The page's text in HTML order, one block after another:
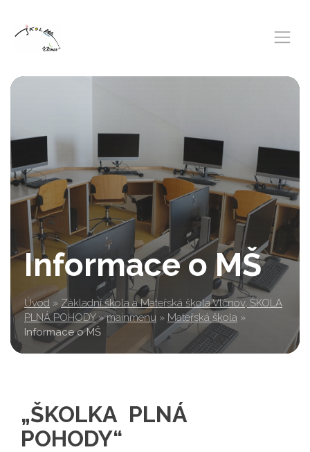
Informace o MŠ
Úvod » Základní škola a Mateřská škola Vlčnov, ŠKOLA
PLNÁ POHODY » mainmenu » Mateřská škola »
Informace o MŠ
„ŠKOLKA PLNÁ
POHODY“